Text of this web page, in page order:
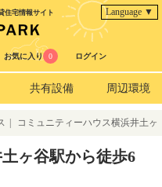
住宅情報サイト Language ▼
お気に入り 0 ログイン
共有設備 周辺環境
コミュニティーハウス横浜井土ヶ
ヶ谷駅から徒歩6